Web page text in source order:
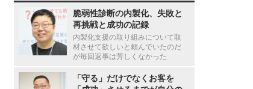
脆弱性診断の内製化、失敗と
再挑戦と成功の記録
内製化支援の取り組みについて取
材させて欲しいと頼んでいたのだ
が毎回返事は芳しくなかった
「守る」だけでなくお客を